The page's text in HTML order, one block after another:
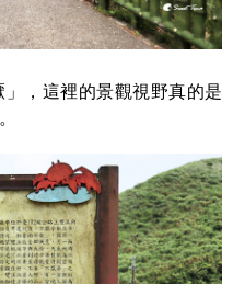
，這裡的景觀視野真的是